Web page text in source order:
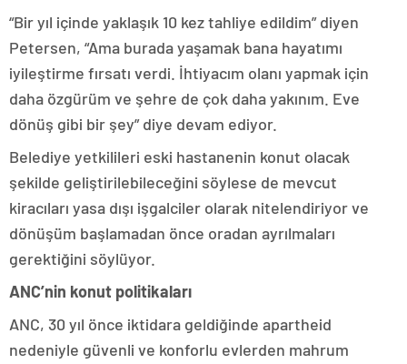
“Bir yıl içinde yaklaşık 10 kez tahliye edildim” diyen
Petersen, “Ama burada yaşamak bana hayatımı
iyileştirme fırsatı verdi. İhtiyacım olanı yapmak için
daha özgürüm ve şehre de çok daha yakınım. Eve
dönüş gibi bir şey” diye devam ediyor.
Belediye yetkilileri eski hastanenin konut olacak
şekilde geliştirilebileceğini söylese de mevcut
kiracıları yasa dışı işgalciler olarak nitelendiriyor ve
dönüşüm başlamadan önce oradan ayrılmaları
gerektiğini söylüyor.
ANC’nin konut politikaları
ANC, 30 yıl önce iktidara geldiğinde apartheid
nedeniyle güvenli ve konforlu evlerden mahrum